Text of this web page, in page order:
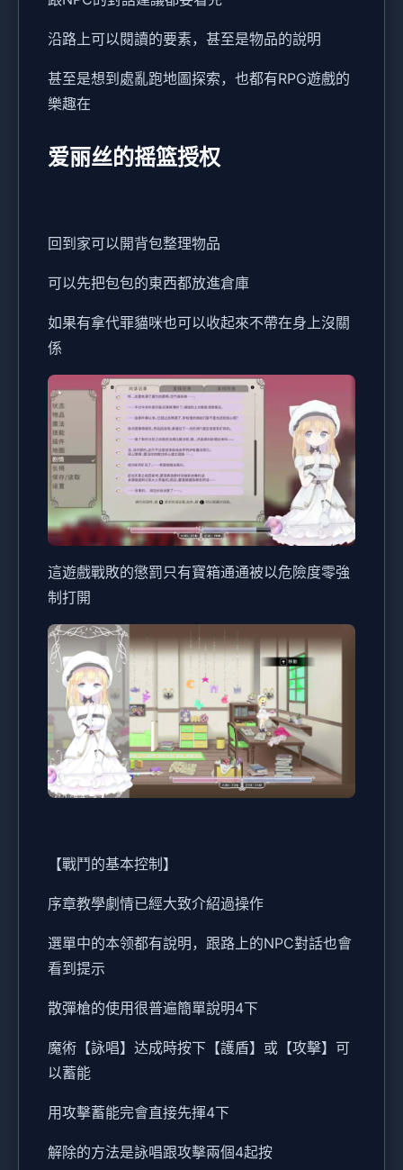
沿路上可以閱讀的要素，甚至是物品的說明
甚至是想到處亂跑地圖探索，也都有RPG遊戲的
樂趣在
爱丽丝的摇篮授权
回到家可以開背包整理物品
可以先把包包的東西都放進倉庫
如果有拿代罪貓咪也可以收起來不帶在身上沒關
係
這遊戲戰敗的懲罰只有寶箱通通被以危險度零強
制打開
【戰鬥的基本控制】
序章教學劇情已經大致介紹過操作
選單中的本领都有說明，跟路上的NPC對話也會
看到提示
散彈槍的使用很普遍簡單說明4下
魔術【詠唱】达成時按下【護盾】或【攻擊】可
以蓄能
用攻擊蓄能完會直接先揮4下
解除的方法是詠唱跟攻擊兩個4起按